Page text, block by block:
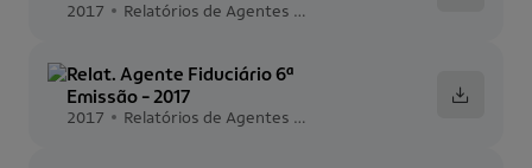
2017 Relatórios de Agentes Fiduciários
Relat. Agente Fiduciário 6ª
Emissão - 2017
2017 Relatórios de Agentes Fiduciários